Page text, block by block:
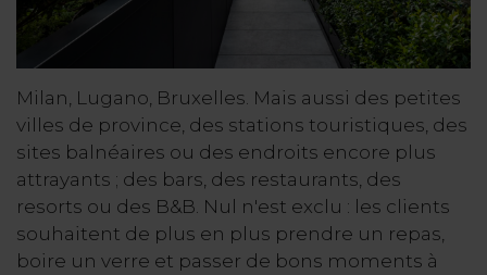
Milan, Lugano, Bruxelles. Mais aussi des petites
villes de province, des stations touristiques, des
sites balnéaires ou des endroits encore plus
attrayants ; des bars, des restaurants, des
resorts ou des B&B. Nul n'est exclu : les clients
souhaitent de plus en plus prendre un repas,
boire un verre et passer de bons moments à